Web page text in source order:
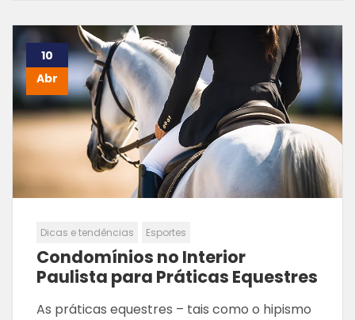
10
Abr
Dicas e tendências Esportes
Condomínios no Interior
Paulista para Práticas Equestres
As práticas equestres – tais como o hipismo